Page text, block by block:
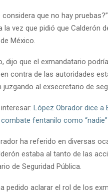
considera que no hay
la vez que pidió que Calderón
México.
dijo que el exmandatario
contra de las autoridades
juzgando al exsecretario de
López Obrador dice a
fentanilo como “nadie”
ha referido en diversas
estaba al tanto de las
de Seguridad Pública.
pedido aclarar el rol de los